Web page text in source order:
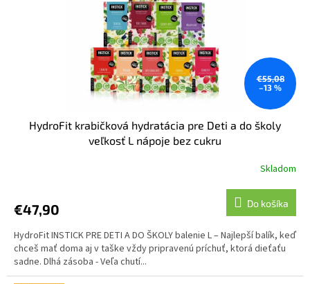
€55,08
–13 %
HydroFit krabičková hydratácia pre Deti a do školy
veľkosť L nápoje bez cukru
Skladom
€47,90 Do košíka
HydroFit INSTICK PRE DETI A DO ŠKOLY balenie L – Najlepší balík, keď
chceš mať doma aj v taške vždy pripravenú príchuť, ktorá dieťaťu
sadne. Dlhá zásoba - Veľa chutí...